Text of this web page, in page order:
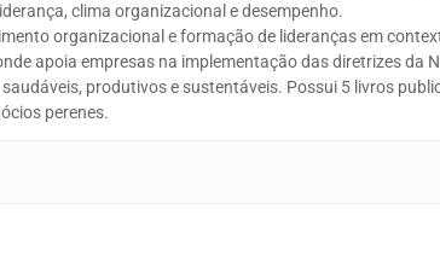
clima organizacional e desempenho.
organizacional e formação de lideranças em
apoia empresas na implementação das diretrizes da
produtivos e sustentáveis. Possui 5 livros
perenes.